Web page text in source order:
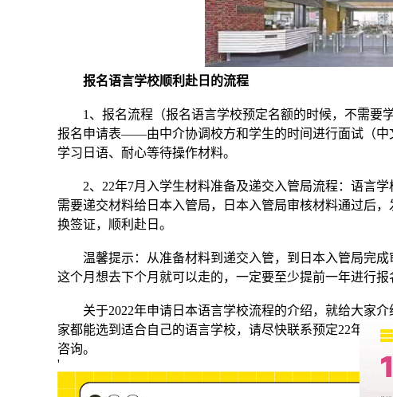
报名语言学校顺利赴日的流程
1、报名流程（报名语言学校预定名额的时候，不需
报名申请表——由中介协调校方和学生的时间进行面试（
学习日语、耐心等待操作材料。
2、22年7月入学生材料准备及递交入管局流程：语言学
需要递交材料给日本入管局，日本入管局审核材料通过后
换签证，顺利赴日。
温馨提示：从准备材料到递交入管，到日本入管局完成
这个月想去下个月就可以走的，一定要至少提前一年进行报
关于2022年申请日本语言学校流程的介绍，就给大家介
家都能选到适合自己的语言学校，请尽快联系预定22年7月
咨询。
'